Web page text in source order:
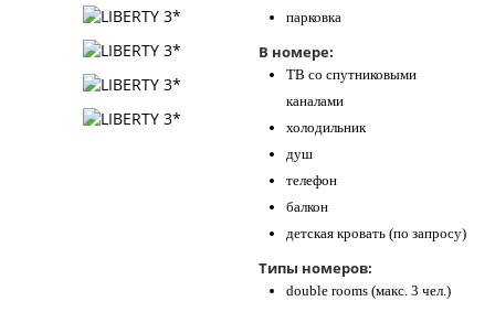
парковка
В номере:
ТВ со спутниковыми
каналами
холодильник
душ
телефон
балкон
детская кровать (по запросу)
Типы номеров:
double rooms (макс. 3 чел.)